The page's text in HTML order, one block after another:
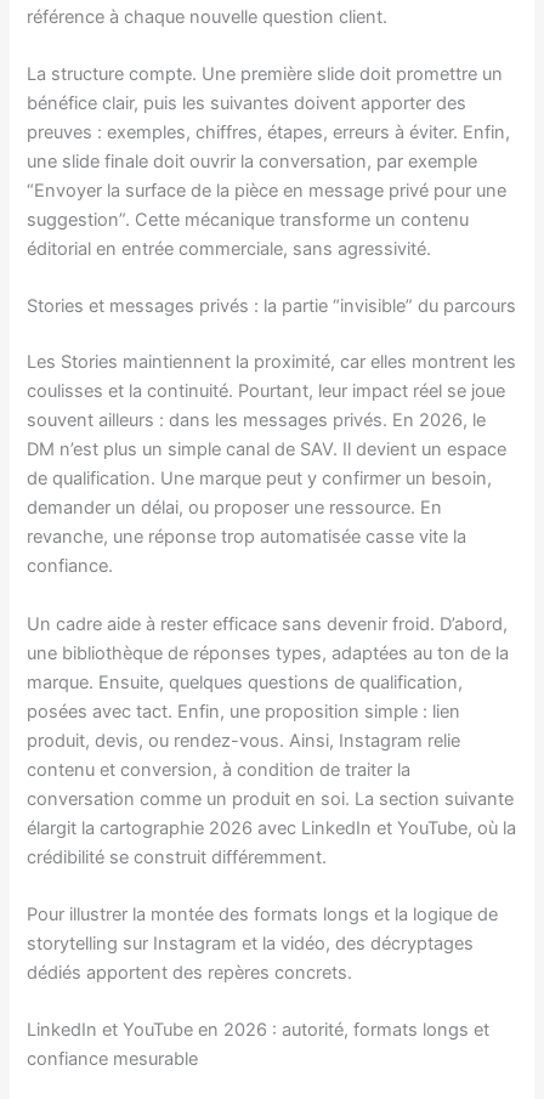
référence à chaque nouvelle question client.
La structure compte. Une première slide doit promettre un
bénéfice clair, puis les suivantes doivent apporter des
preuves : exemples, chiffres, étapes, erreurs à éviter. Enfin,
une slide finale doit ouvrir la conversation, par exemple
“Envoyer la surface de la pièce en message privé pour une
suggestion”. Cette mécanique transforme un contenu
éditorial en entrée commerciale, sans agressivité.
Stories et messages privés : la partie “invisible” du parcours
Les Stories maintiennent la proximité, car elles montrent les
coulisses et la continuité. Pourtant, leur impact réel se joue
souvent ailleurs : dans les messages privés. En 2026, le
DM n’est plus un simple canal de SAV. Il devient un espace
de qualification. Une marque peut y confirmer un besoin,
demander un délai, ou proposer une ressource. En
revanche, une réponse trop automatisée casse vite la
confiance.
Un cadre aide à rester efficace sans devenir froid. D’abord,
une bibliothèque de réponses types, adaptées au ton de la
marque. Ensuite, quelques questions de qualification,
posées avec tact. Enfin, une proposition simple : lien
produit, devis, ou rendez-vous. Ainsi, Instagram relie
contenu et conversion, à condition de traiter la
conversation comme un produit en soi. La section suivante
élargit la cartographie 2026 avec LinkedIn et YouTube, où la
crédibilité se construit différemment.
Pour illustrer la montée des formats longs et la logique de
storytelling sur Instagram et la vidéo, des décryptages
dédiés apportent des repères concrets.
LinkedIn et YouTube en 2026 : autorité, formats longs et
confiance mesurable